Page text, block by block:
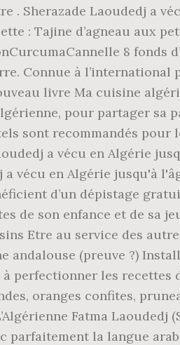
Sherazade Laoudedj a
: Tajine d’agneau aux
8 fonds
Connue à
livre Ma cuisine
pour partager sa
sont recommandés
a vécu en Algérie
vécu en Algérie jusqu'à
d’un dépistage
de son enfance et de sa
Etre au service des
(preuve ?)
perfectionner les recettes
oranges confites,
Fatma Laoudedj
parfaitement la langue